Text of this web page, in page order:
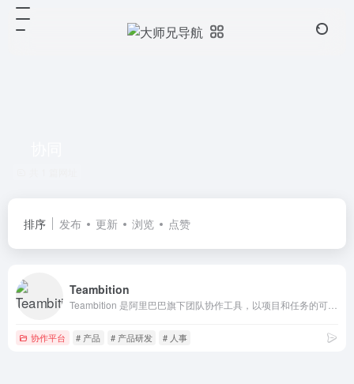
排序 发布 更新 浏览 点赞
Teambition
协作平台 # 产品 # 产品研发 # 人事